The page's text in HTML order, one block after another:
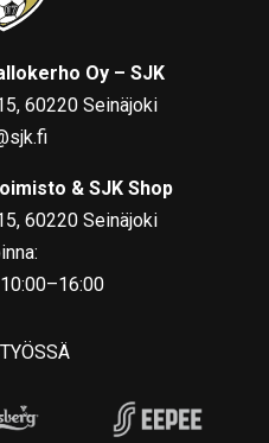
Oy – SJK
60220 Seinäjoki
& SJK Shop
60220 Seinäjoki